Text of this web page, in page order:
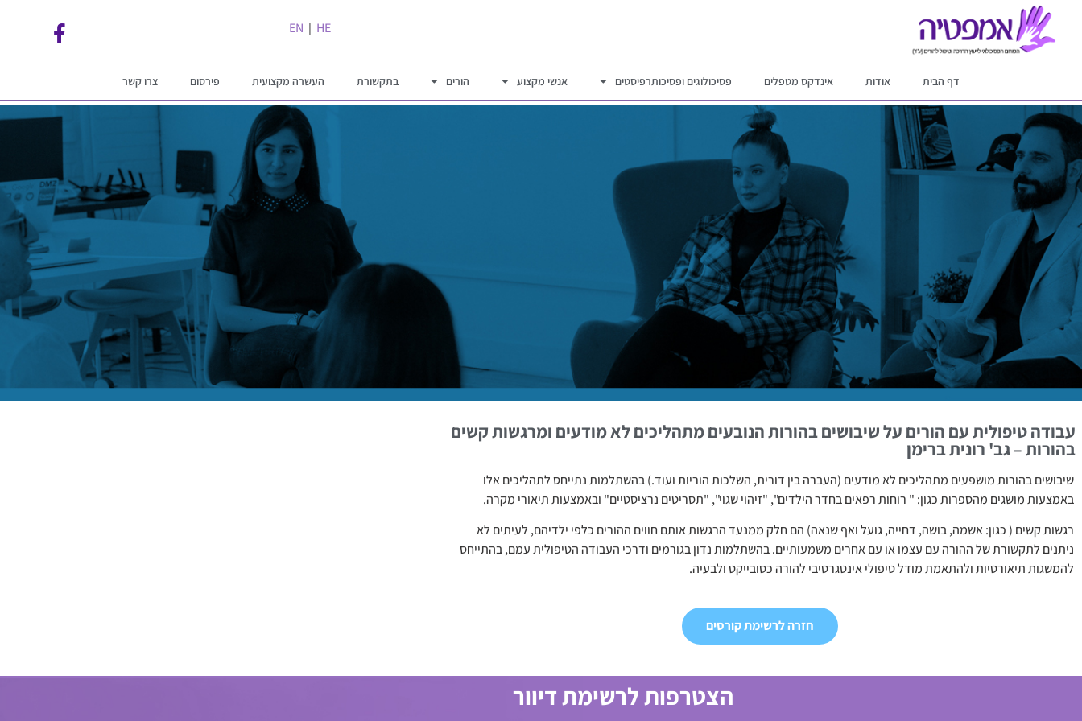
EN | HE
דף הבית אודות אינדקס מטפלים פסיכולוגים ופסיכותרפיסטים אנשי מקצוע הורים בתקשורת העשרה מקצועית פירסום צרו קשר
עבודה טיפולית עם הורים על שיבושים בהורות הנובעים מתהליכים לא מודעים ומרגשות קשים
בהורות – גב' רונית ברימן
שיבושים בהורות מושפעים מתהליכים לא מודעים (העברה בין דורית, השלכות הוריות ועוד.) בהשתלמות נתייחס לתהליכים אלו
באמצעות מושגים מהספרות כגון: " רוחות רפאים בחדר הילדים", "זיהוי שגוי", "תסריטים נרציסטיים" ובאמצעות תיאורי מקרה.
רגשות קשים ( כגון: אשמה, בושה, דחייה, גועל ואף שנאה) הם חלק ממנעד הרגשות אותם חווים ההורים כלפי ילדיהם, לעיתים לא
ניתנים לתקשורת של ההורה עם עצמו או עם אחרים משמעותיים. בהשתלמות נדון בגורמים ודרכי העבודה הטיפולית עמם, בהתייחס
להמשגות תיאורטיות ולהתאמת מודל טיפולי אינטגרטיבי להורה כסובייקט ולבעיה.
חזרה לרשימת קורסים
הצטרפות לרשימת דיוור